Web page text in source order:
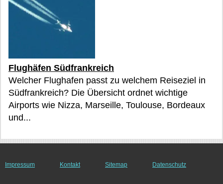
Flughäfen Südfrankreich
Welcher Flughafen passt zu welchem Reiseziel in
Südfrankreich? Die Übersicht ordnet wichtige
Airports wie Nizza, Marseille, Toulouse, Bordeaux
und...
Impressum Kontakt Sitemap Datenschutz